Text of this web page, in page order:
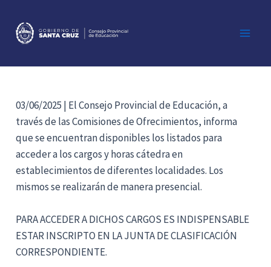
contenido
03/06/2025 | El Consejo Provincial de Educación, a
través de las Comisiones de Ofrecimientos, informa
que se encuentran disponibles los listados para
acceder a los cargos y horas cátedra en
establecimientos de diferentes localidades. Los
mismos se realizarán de manera presencial.
PARA ACCEDER A DICHOS CARGOS ES INDISPENSABLE
ESTAR INSCRIPTO EN LA JUNTA DE CLASIFICACIÓN
CORRESPONDIENTE.